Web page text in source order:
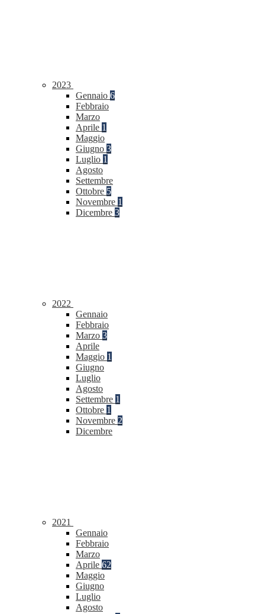
2023
Gennaio 6
Febbraio
Marzo
Aprile 1
Maggio
Giugno 3
Luglio 1
Agosto
Settembre
Ottobre 5
Novembre 1
Dicembre 3
2022
Gennaio
Febbraio
Marzo 3
Aprile
Maggio 1
Giugno
Luglio
Agosto
Settembre 1
Ottobre 1
Novembre 2
Dicembre
2021
Gennaio
Febbraio
Marzo
Aprile 62
Maggio
Giugno
Luglio
Agosto